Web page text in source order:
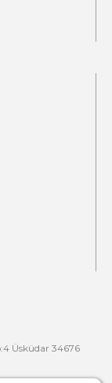
Üsküdar 34676